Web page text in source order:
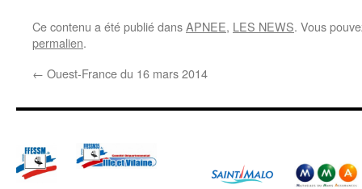
Ce contenu a été publié dansAPNEE, LES NEWS. Vous
permalien.
← Ouest-France du 16 mars 2014